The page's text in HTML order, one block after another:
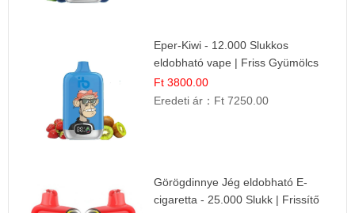
Eper-Kiwi - 12.000 Slukkos
eldobható vape | Friss Gyümölcs
Kombináció
Ft 3800.00
Eredeti ár： Ft 7250.00
Görögdinnye Jég eldobható E-
cigaretta - 25.000 Slukk | Frissítő